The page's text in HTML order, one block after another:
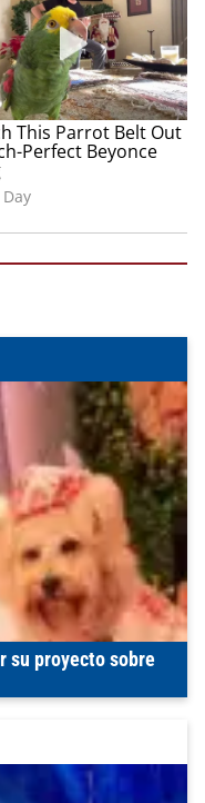
su proyecto sobre